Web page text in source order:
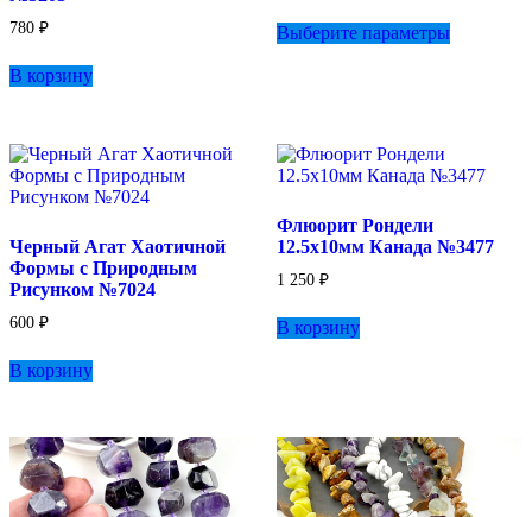
780 ₽
В корзину
450 ₽
–
Выберите параметрытовар
на
Черный Агат Хаотичной
Формы с Природным
Рисунком №7024
600 ₽
В корзину
Флюорит Рондели
12.5х10мм Канада №3477
1 250 ₽
В корзину